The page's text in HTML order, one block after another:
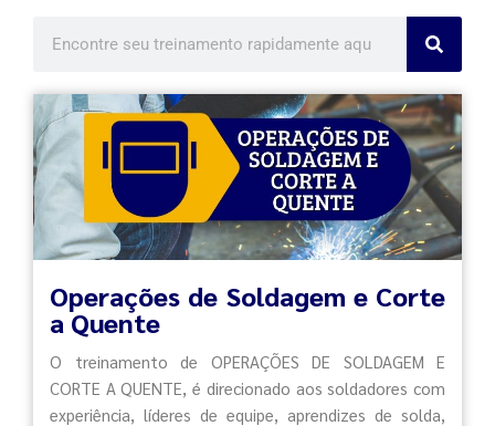
Operações de Soldagem e Corte
a Quente
O treinamento de OPERAÇÕES DE SOLDAGEM E
CORTE A QUENTE, é direcionado aos soldadores com
experiência, líderes de equipe, aprendizes de solda,